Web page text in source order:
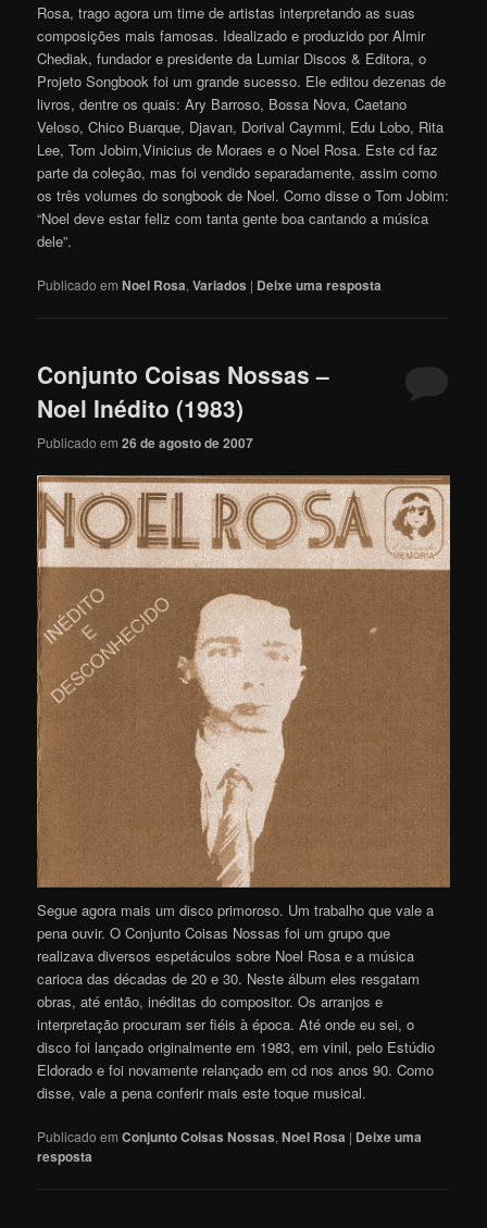
Rosa, trago agora um time de artistas interpretando as suas
composições mais famosas. Idealizado e produzido por Almir
Chediak, fundador e presidente da Lumiar Discos & Editora, o
Projeto Songbook foi um grande sucesso. Ele editou dezenas de
livros, dentre os quais: Ary Barroso, Bossa Nova, Caetano
Veloso, Chico Buarque, Djavan, Dorival Caymmi, Edu Lobo, Rita
Lee, Tom Jobim,Vinicius de Moraes e o Noel Rosa. Este cd faz
parte da coleção, mas foi vendido separadamente, assim como
os três volumes do songbook de Noel. Como disse o Tom Jobim:
“Noel deve estar feliz com tanta gente boa cantando a música
dele”.
Publicado em Noel Rosa,Variados | Deixe uma resposta
Conjunto Coisas Nossas –
Noel Inédito (1983)
Publicado em26 de agosto de 2007
Segue agora mais um disco primoroso. Um trabalho que vale a
pena ouvir. O Conjunto Coisas Nossas foi um grupo que
realizava diversos espetáculos sobre Noel Rosa e a música
carioca das décadas de 20 e 30. Neste álbum eles resgatam
obras, até então, inéditas do compositor. Os arranjos e
interpretação procuram ser fiéis à época. Até onde eu sei, o
disco foi lançado originalmente em 1983, em vinil, pelo Estúdio
Eldorado e foi novamente relançado em cd nos anos 90. Como
disse, vale a pena conferir mais este toque musical.
Publicado em Conjunto Coisas Nossas,Noel Rosa | Deixe uma
resposta